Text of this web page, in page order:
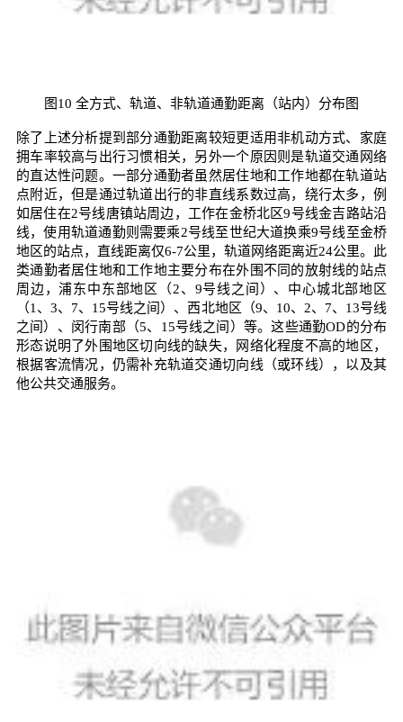
图10 全方式、轨道、非轨道通勤距离（站内）分布图
除了上述分析提到部分通勤距离较短更适用非机动方式、家庭
拥车率较高与出行习惯相关，另外一个原因则是轨道交通网络
的直达性问题。一部分通勤者虽然居住地和工作地都在轨道站
点附近，但是通过轨道出行的非直线系数过高，绕行太多，例
如居住在2号线唐镇站周边，工作在金桥北区9号线金吉路站沿
线，使用轨道通勤则需要乘2号线至世纪大道换乘9号线至金桥
地区的站点，直线距离仅6-7公里，轨道网络距离近24公里。此
类通勤者居住地和工作地主要分布在外围不同的放射线的站点
周边，浦东中东部地区（2、9号线之间）、中心城北部地区
（1、3、7、15号线之间）、西北地区（9、10、2、7、13号线
之间）、闵行南部（5、15号线之间）等。这些通勤OD的分布
形态说明了外围地区切向线的缺失，网络化程度不高的地区，
根据客流情况，仍需补充轨道交通切向线（或环线），以及其
他公共交通服务。